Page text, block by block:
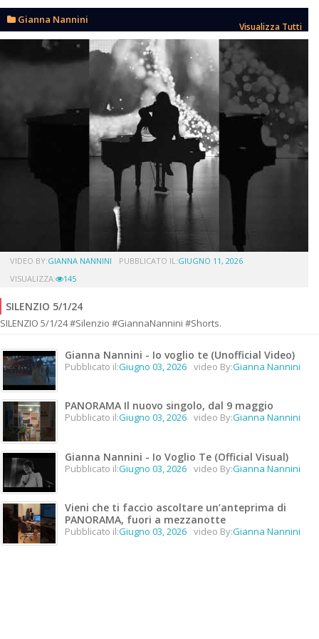
Gianna Nannini
Visualizza Tutti
VIDEO BY:GIANNA NANNINI PUBBLICATO IL:GIUGNO 11, 2026
VISUALIZZA:
145
SILENZIO 5/1/24
SILENZIO 5/1/24 #Silenzio #GiannaNannini #Shorts.
Gianna Nannini - Io voglio te (Unofficial Video)
Pubblicato il:Giugno 03, 2026 video By:Gianna Nannini
PANORAMA Il nuovo singolo, dal 9 maggio
Pubblicato il:Giugno 03, 2026 video By:Gianna Nannini
Gianna Nannini - Io Voglio Te (Official Visual)
Pubblicato il:Giugno 03, 2026 video By:Gianna Nannini
Vieni che ti faccio ascoltare un’anteprima di
PANORAMA, fuori a mezzanotte
Pubblicato il:Giugno 03, 2026 video By:Gianna Nannini